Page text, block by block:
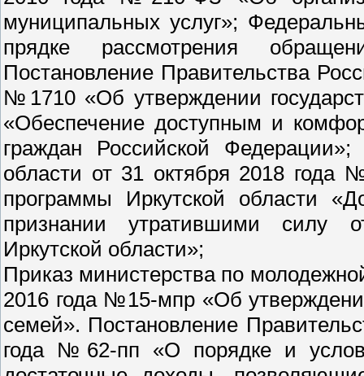
муниципальных услуг»;
прядке рассмотрения
Постановление Правительства
№1710 «Об утверждении
«Обеспечение доступным и
граждан Российской Федерации»;
области от 31 октября 2018 года
программы Иркутской области
признании утратившими силу
Иркутской области»;
Приказ министерства по
2016 года №15-мпр «Об
семей». Постановление
года №62-пп «О порядке и